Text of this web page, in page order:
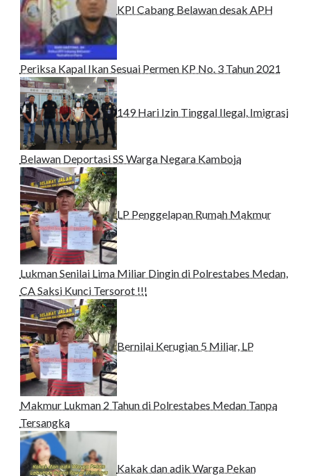
KPI Cabang Belawan desak APH
Periksa Kapal Ikan Sesuai Permen KP No. 3 Tahun 2021
149 Hari Izin Tinggal Ilegal, Imigrasi
Belawan Deportasi SS Warga Negara Kamboja
LP Penggelapan Rumah Makmur
Lukman Senilai Lima Miliar Dingin di Polrestabes Medan,
CA Saksi Kunci Tersorot !!!
Bernilai Kerugian 5 Miliar, LP
Makmur Lukman 2 Tahun di Polrestabes Medan Tanpa
Tersangka
Kakak dan adik Warga Pekan